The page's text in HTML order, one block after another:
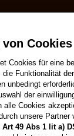
Cookies
Cookies für eine
die Funktionalität
unbedingt
der
alle Cookies
unsere Partner
49 Abs 1 lit a)